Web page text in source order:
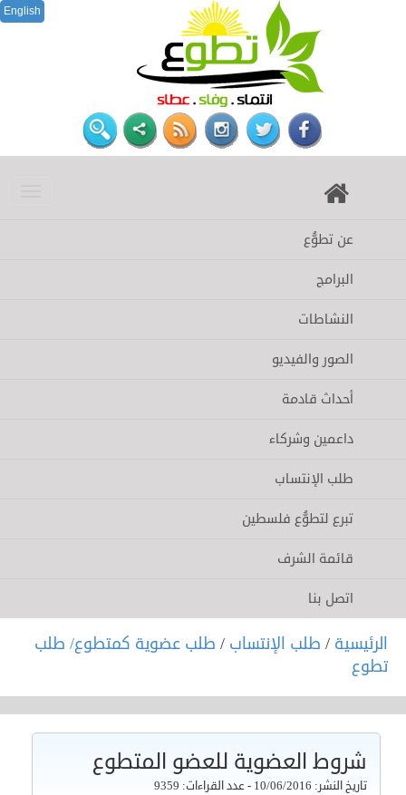
English
عن تطوُّع
البرامج
النشاطات
الصور والفيديو
أحداث قادمة
داعمين وشركاء
طلب الإنتساب
تبرع لتطوُّع فلسطين
قائمة الشرف
اتصل بنا
/طلب الإنتساب/طلب عضوية كمتطوع/ طلب
شروط العضوية للعضو المتطوع
تاريخ النشر: 10/06/2016 - عدد القراءات: 9359